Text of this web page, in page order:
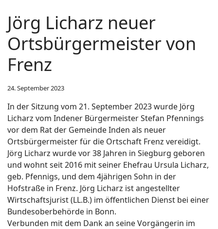
Jörg Licharz neuer
Ortsbürgermeister von
Frenz
24. September 2023
In der Sitzung vom 21. September 2023 wurde Jörg
Licharz vom Indener Bürgermeister Stefan Pfennings
vor dem Rat der Gemeinde Inden als neuer
Ortsbürgermeister für die Ortschaft Frenz vereidigt.
Jörg Licharz wurde vor 38 Jahren in Siegburg geboren
und wohnt seit 2016 mit seiner Ehefrau Ursula Licharz,
geb. Pfennigs, und dem 4jährigen Sohn in der
Hofstraße in Frenz. Jörg Licharz ist angestellter
Wirtschaftsjurist (LL.B.) im öffentlichen Dienst bei einer
Bundesoberbehörde in Bonn.
Verbunden mit dem Dank an seine Vorgängerin im